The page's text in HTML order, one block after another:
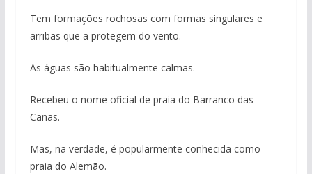
Tem formações rochosas com formas singulares e
arribas que a protegem do vento.
As águas são habitualmente calmas.
Recebeu o nome oficial de praia do Barranco das
Canas.
Mas, na verdade, é popularmente conhecida como
praia do Alemão.